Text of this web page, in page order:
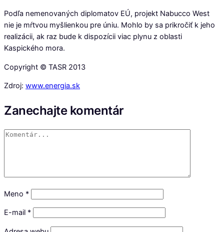
Podľa nemenovaných diplomatov EÚ, projekt Nabucco West
nie je mŕtvou myšlienkou pre úniu. Mohlo by sa prikročiť k jeho
realizácii, ak raz bude k dispozícii viac plynu z oblasti
Kaspického mora.
Copyright © TASR 2013
Zdroj: www.energia.sk
Zanechajte komentár
Meno *
E-mail *